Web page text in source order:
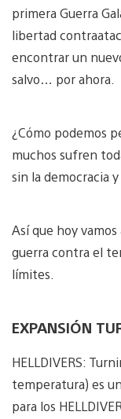
primera Guerra
libertad
encontrar un
salvo… por ahora.
¿Cómo podemos
muchos sufren
sin la democracia
Así que hoy
guerra contra el
límites.
EXPANSIÓN
HELLDIVERS:
temperatura) es
para los